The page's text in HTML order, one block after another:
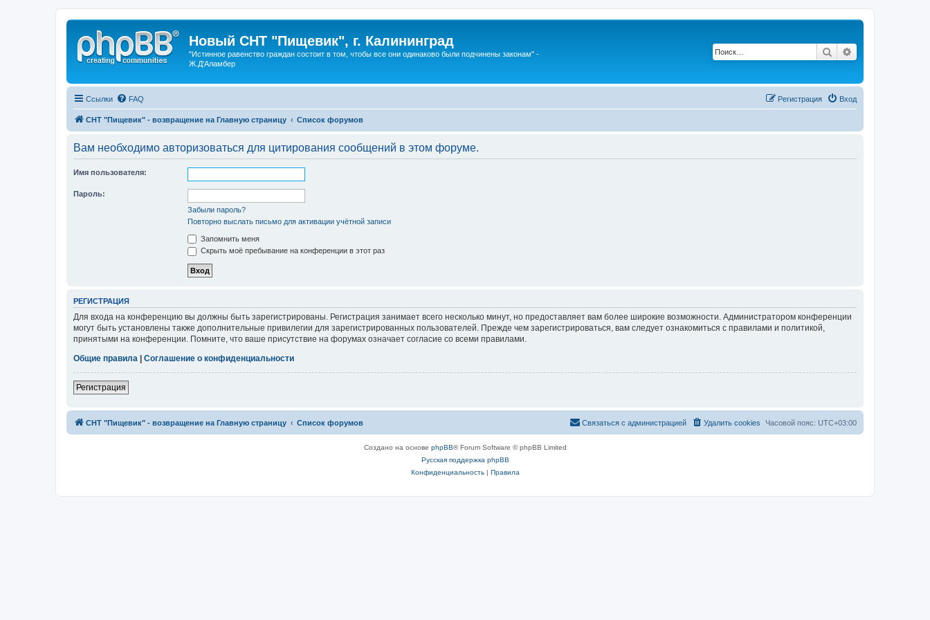
Новый СНТ "Пищевик", г. Калининград
"Истинное равенство граждан состоит в том, чтобы все они одинаково были подчинены законам" -
Ж.Д'Аламбер
Поиск
Ссылки FAQ Вход
Регистрация
СНТ "Пищевик" - возвращение на Главную страницу Список форумов
Вам необходимо авторизоваться для цитирования сообщений в этом форуме.
Имя пользователя:
Пароль:
Забыли пароль?
Повторно выслать письмо для активации учётной записи
Запомнить меня
Скрыть моё пребывание на конференции в этот раз
РЕГИСТРАЦИЯ
Для входа на конференцию вы должны быть зарегистрированы. Регистрация занимает всего несколько минут, но предоставляет вам более широкие возможности. Администратором конференции
могут быть установлены также дополнительные привилегии для зарегистрированных пользователей. Прежде чем зарегистрироваться, вам следует ознакомиться с правилами и политикой,
принятыми на конференции. Помните, что ваше присутствие на форумах означает согласие со всеми правилами.
Общие правила
Соглашение о конфиденциальности
Регистрация
СНТ "Пищевик" - возвращение на Главную страницу Список форумов Часовой пояс: UTC+03:00
Удалить cookies
Связаться с администрацией
Создано на основе phpBB® Forum Software © phpBB Limited
Русская поддержка phpBB
Конфиденциальность| Правила